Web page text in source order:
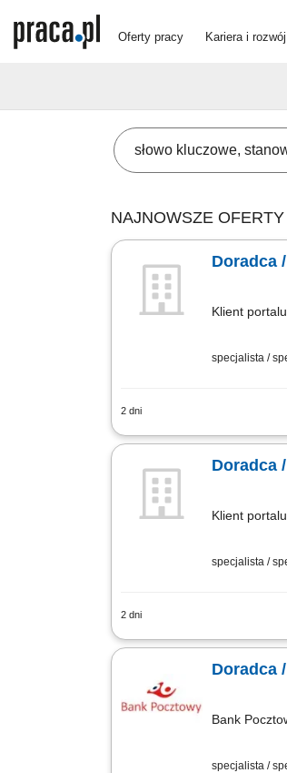
Oferty pracy Kariera i rozwój
NAJNOWSZE
Doradca
Klient
specjalista /
2 dni
obsługa
Doradca
Klient
specjalista /
2 dni
Aktywne
Doradca
Bank
specjalista /